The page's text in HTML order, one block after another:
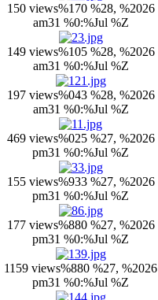
150 views%170 %28, %2026
am31 %0:%Jul %Z
149 views%105 %28, %2026
am31 %0:%Jul %Z
197 views%043 %28, %2026
am31 %0:%Jul %Z
469 views%025 %27, %2026
pm31 %0:%Jul %Z
155 views%933 %27, %2026
pm31 %0:%Jul %Z
177 views%880 %27, %2026
pm31 %0:%Jul %Z
1159 views%880 %27, %2026
pm31 %0:%Jul %Z